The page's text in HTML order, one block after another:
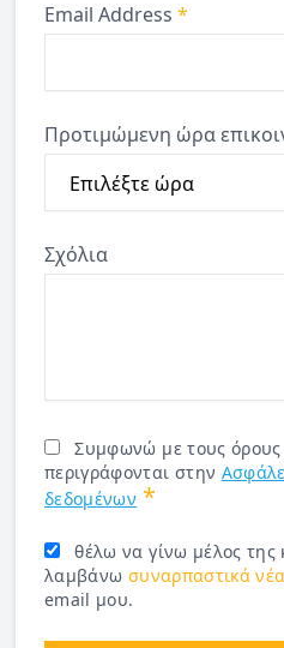
Email Address *
Προτιμώμενη ώρα
Σχόλια
Συμφωνώ με τους
περιγράφονται στην
δεδομένων *
θέλω να γίνω μέλος της
λαμβάνω συναρπαστικά
email μου.